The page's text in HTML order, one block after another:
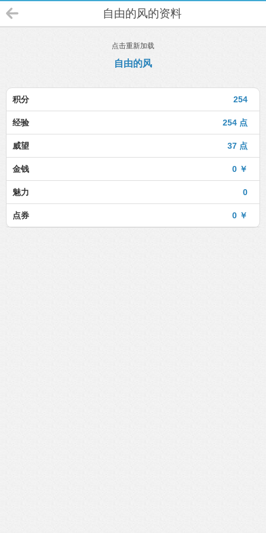
自由的风的资料
点击重新加载
自由的风
254
积分
254 点
经验
37 点
威望
0 ￥
金钱
0
魅力
0 ￥
点券